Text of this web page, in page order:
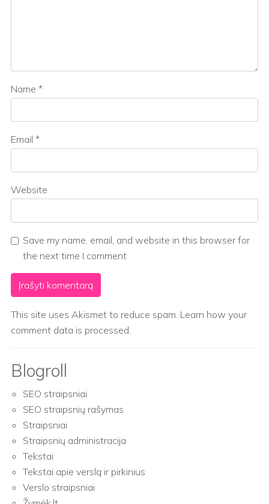
Name *
Email *
Website
Save my name, email, and website in this browser for
the next time I comment
This site uses Akismet to reduce spam. Learn how your
comment data is processed.
Blogroll
SEO straipsniai
SEO straipsnių rašymas
Straipsniai
Straipsnių administracija
Tekstai
Tekstai apie verslą ir pirkinius
Verslo straipsniai